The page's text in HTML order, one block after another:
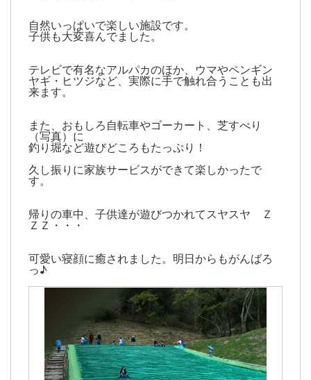
自然いっぱいで楽しい施設です。
子供も大変喜んでました。
テレビで有名なアルパカのほか、ウマやペンギン
ヤギ・ヒツジなど、実際に手で触れ合うことも出
来ます。
また、おもしろ自転車やゴーカート、芝すべり
（写真）に
釣り堀など遊びどころもたっぷり！
久し振りに家族サービスができて楽しかったで
す。
帰りの車中、子供達が遊びつかれてスヤスヤ Ｚ
ＺＺ・・・
可愛い寝顔に癒されました。明日からもがんばろ
っ♪